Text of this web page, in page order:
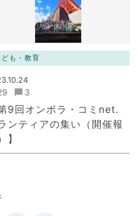
ども・教育
3
第9回オンボラ・コミnet.
ンティアの集い（開催報
】